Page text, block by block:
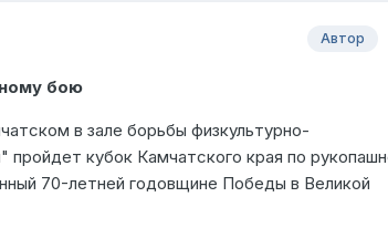
Автор
бою
в зале борьбы физкультурно-
пройдет кубок Камчатского края по
70-летней годовщине Победы в Великой